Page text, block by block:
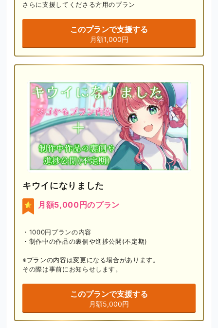
さらに支援してくださる方用のプラン
このプランで支援する
月額1,000円
キウイになりました
月額5,000円のプラン
・1000円プランの内容
・制作中の作品の裏側や進捗公開(不定期)
※プランの内容は変更になる場合があります。
その際は事前にお知らせします。
このプランで支援する
月額5,000円